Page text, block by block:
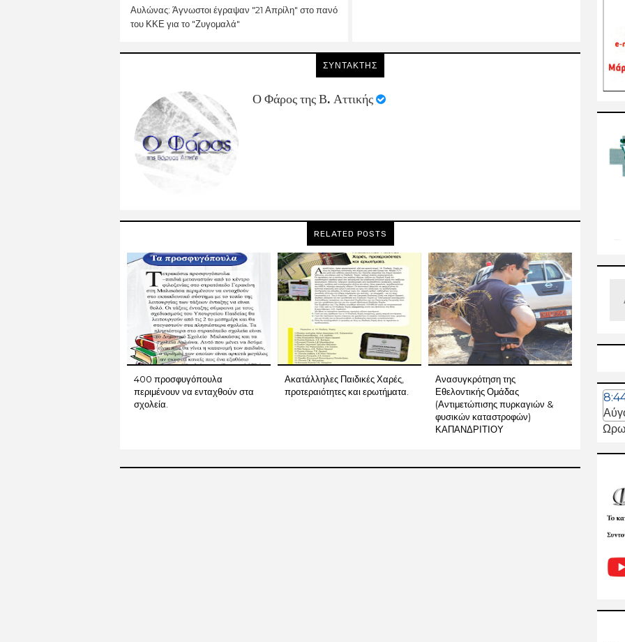
Αυλώνας: Άγνωστοι έγραψαν "21 Απρίλη" στο πανό
του ΚΚΕ για το "Ζυγομαλά"
ΣΥΝΤΑΚΤΗΣ
Ο Φάρος της Β. Αττικής
RELATED POSTS
400 προσφυγόπουλα
περιμένουν να ενταχθούν στα
σχολεία.
Ακατάλληλες Παιδικές Χαρές,
προτεραιότητες και ερωτήματα.
Ανασυγκρότηση της
Εθελοντικής Ομάδας
(Αντιμετώπισης πυρκαγιών &
φυσικών καταστροφών)
ΚΑΠΑΝΔΡΙΤΙΟΥ